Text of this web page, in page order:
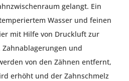
gelangt. Ein
Wasser und feinen
mit Hilfe von Druckluft zur
Zahnablagerungen und
von den Zähnen entfernt,
erhöht und der Zahnschmelz